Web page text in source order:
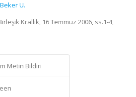
Beker U.
Krallık, 16 Temmuz 2006, ss.1-4,
Metin Bildiri